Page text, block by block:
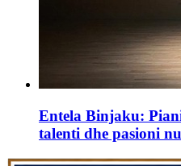
Entela Binjaku:
talenti dhe pasioni